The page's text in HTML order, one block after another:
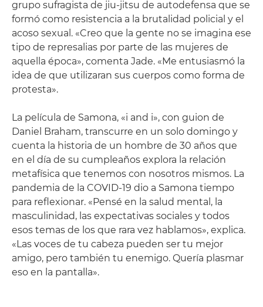
grupo sufragista de jiu-jitsu de autodefensa que se
formó como resistencia a la brutalidad policial y el
acoso sexual. «Creo que la gente no se imagina ese
tipo de represalias por parte de las mujeres de
aquella época», comenta Jade. «Me entusiasmó la
idea de que utilizaran sus cuerpos como forma de
protesta».
La película de Samona, «i and i», con guion de
Daniel Braham, transcurre en un solo domingo y
cuenta la historia de un hombre de 30 años que
en el día de su cumpleaños explora la relación
metafísica que tenemos con nosotros mismos. La
pandemia de la COVID-19 dio a Samona tiempo
para reflexionar. «Pensé en la salud mental, la
masculinidad, las expectativas sociales y todos
esos temas de los que rara vez hablamos», explica.
«Las voces de tu cabeza pueden ser tu mejor
amigo, pero también tu enemigo. Quería plasmar
eso en la pantalla».